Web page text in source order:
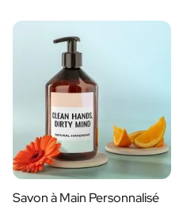
Cadeau pour Papa
Cadeau d'affaires
Private Label Spirits
Á propos de nous
FAQ
Contact
Savon à Main Personnalisé